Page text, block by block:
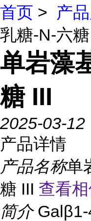
首页 > 产
乳糖-N-六
单岩藻
糖 III
2025-03-12
产品详情
产品名称单
糖 III 查看
简介